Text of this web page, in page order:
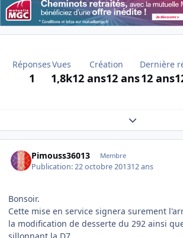
Réponses
1
Vues
1,8k
Création
12 ans12 ans
Dernière
12 ans
Expand topic
Pimouss36013 Membre
Publication:22 octobre 201312 ans
Bonsoir.
Cette mise en service signera surement
la modification de desserte du 292 ainsi